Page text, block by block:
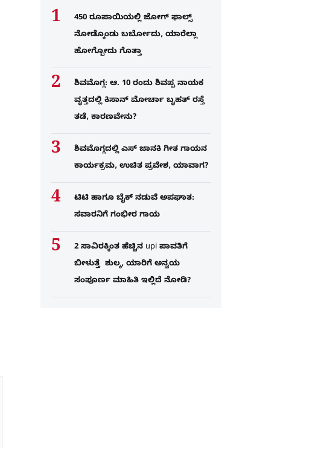
450 ರೂಪಾಯಿಯಲ್ಲಿ ಜೋಗ್​ ಫಾಲ್ಸ್​
ನೋಡ್ಕೊಂಡು ಬರ್ಬೋದು, ಯಾರೆಲ್ಲಾ
ಹೋಗ್ಬೋದು ಗೊತ್ತಾ
ಶಿವಮೊಗ್ಗ: ಆ. 10 ರಂದು ಶಿವಪ್ಪ ನಾಯಕ
ವೃತ್ತದಲ್ಲಿ ಕಿಸಾನ್ ಮೋರ್ಚಾ ಬೃಹತ್ ರಸ್ತೆ
ತಡೆ, ಕಾರಣವೇನು?
ಶಿವಮೊಗ್ಗದಲ್ಲಿ ಎಸ್​ ಜಾನಕಿ ಗೀತ ಗಾಯನ
ಕಾರ್ಯಕ್ರಮ, ಉಚಿತ ಪ್ರವೇಶ, ಯಾವಾಗ?
ಟಿಟಿ ಹಾಗೂ ಬೈಕ್ ನಡುವೆ ಅಪಘಾತ:
ಸವಾರನಿಗೆ ಗಂಭೀರ ಗಾಯ
2 ಸಾವಿರಕ್ಕಿಂತ ಹೆಚ್ಚಿನ upi ಪಾವತಿಗೆ
ಬೀಳುತ್ತೆ ಶುಲ್ಕ, ಯಾರಿಗೆ ಅನ್ವಯ
ಸಂಪೂರ್ಣ ಮಾಹಿತಿ ಇಲ್ಲಿದೆ ನೋಡಿ?